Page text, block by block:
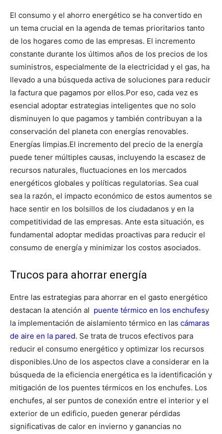
El consumo y el ahorro energético se ha convertido en
un tema crucial en la agenda de temas prioritarios tanto
de los hogares como de las empresas. El incremento
constante durante los últimos años de los precios de los
suministros, especialmente de la electricidad y el gas, ha
llevado a una búsqueda activa de soluciones para reducir
la factura que pagamos por ellos.Por eso, cada vez es
esencial adoptar estrategias inteligentes que no solo
disminuyen lo que pagamos y también contribuyan a la
conservación del planeta con energías renovables.
Energías limpias.El incremento del precio de la energía
puede tener múltiples causas, incluyendo la escasez de
recursos naturales, fluctuaciones en los mercados
energéticos globales y políticas regulatorias. Sea cual
sea la razón, el impacto económico de estos aumentos se
hace sentir en los bolsillos de los ciudadanos y en la
competitividad de las empresas. Ante esta situación, es
fundamental adoptar medidas proactivas para reducir el
consumo de energía y minimizar los costos asociados.
Trucos para ahorrar energía
Entre las estrategias para ahorrar en el gasto energético
destacan la atención al puente térmico en los enchufesy
la implementación de aislamiento térmico en las cámaras
de aire en la pared. Se trata de trucos efectivos para
reducir el consumo energético y optimizar los recursos
disponibles.Uno de los aspectos clave a considerar en la
búsqueda de la eficiencia energética es la identificación y
mitigación de los puentes térmicos en los enchufes. Los
enchufes, al ser puntos de conexión entre el interior y el
exterior de un edificio, pueden generar pérdidas
significativas de calor en invierno y ganancias no